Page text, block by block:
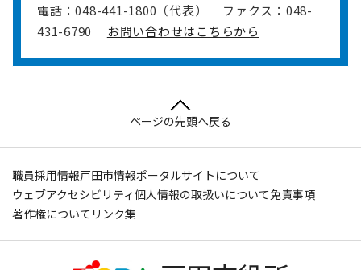
電話：048-441-1800（代表）
ファクス：048-
431-6790
お問い合わせはこちらから
ページの先頭へ戻る
職員採用情報戸田市情報ポータルサイトについて
ウェブアクセシビリティ個人情報の取扱いについて免責事項
著作権について リンク集